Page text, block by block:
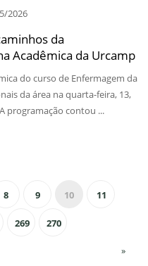
2026
da
Acadêmica da Urcamp
do curso de Enfermagem da
da área na quarta-feira, 13,
programação contou ...
8 9 10 11
269 270
»